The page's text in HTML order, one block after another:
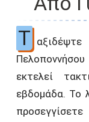
Τ
εκτελεί τακτικά
εβδομάδα. Το